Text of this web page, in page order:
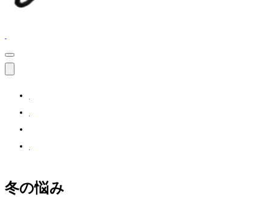
冬の悩み